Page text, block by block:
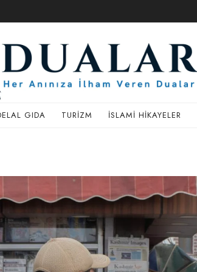
GIDA TURIZM İSLAMI HIKAYELER